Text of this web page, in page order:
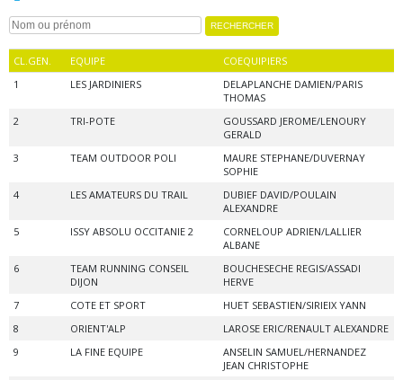
CL.GEN. EQUIPE
COEQUIPIERS
1
LES JARDINIERS
DELAPLANCHE DAMIEN/PARIS
THOMAS
2
TRI-POTE
GOUSSARD JEROME/LENOURY
GERALD
3
TEAM OUTDOOR POLI
MAURE STEPHANE/DUVERNAY
SOPHIE
4
LES AMATEURS DU TRAIL
DUBIEF DAVID/POULAIN
ALEXANDRE
5
ISSY ABSOLU OCCITANIE 2
CORNELOUP ADRIEN/LALLIER
ALBANE
6
TEAM RUNNING CONSEIL
DIJON
BOUCHESECHE REGIS/ASSADI
HERVE
7
COTE ET SPORT
HUET SEBASTIEN/SIRIEIX YANN
8
ORIENT'ALP
LAROSE ERIC/RENAULT ALEXANDRE
9
LA FINE EQUIPE
ANSELIN SAMUEL/HERNANDEZ
JEAN CHRISTOPHE